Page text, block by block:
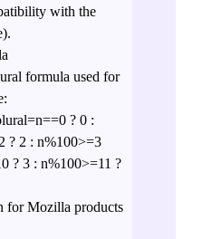
with the
formula used for
? 0 :
? 2 : n%100>=3
? 3 : n%100>=11 ?
for Mozilla products